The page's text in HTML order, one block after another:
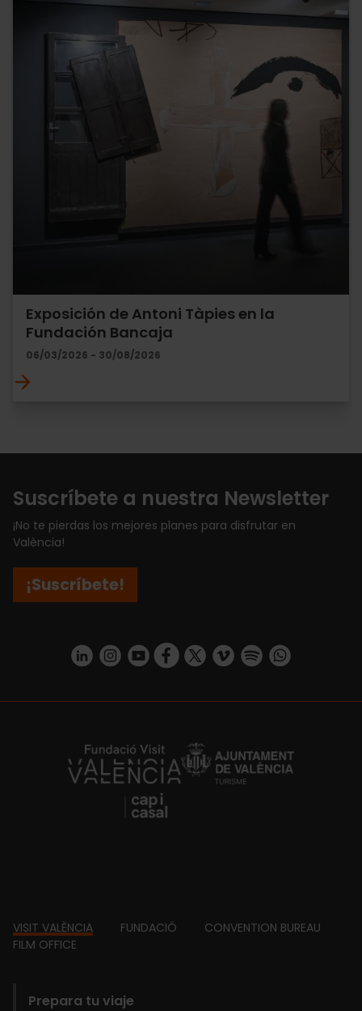
Exposición de Antoni Tàpies en la
Fundación Bancaja
06/03/2026 - 30/08/2026
Suscríbete a nuestra Newsletter
¡No te pierdas los mejores planes para disfrutar en
València!
¡Suscríbete!
https://www.linkedin.com/company/turismo-valencia/mycompany/
https://www.instagram.com/visit_valencia/
https://www.youtube.com/user/
https://www.facebook.com/
https://twitter.com/
https://vimeo.com/
https://https://api.whatsapp.com/
https://fundacion.visitvalencia.com/
Footer
VISIT VALÈNCIA FUNDACIÓ
CONVENTION BUREAU
FILM OFFICE
Prepara tu viaje